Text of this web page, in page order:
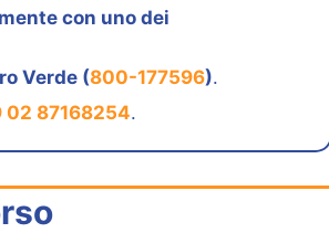
con uno dei
Verde (800-177596).
02 87168254.